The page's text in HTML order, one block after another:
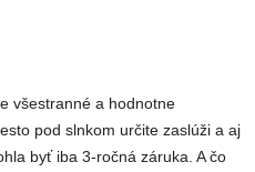
všestranné a hodnotne
pod slnkom určite zaslúži a aj
byť iba 3-ročná záruka. A čo